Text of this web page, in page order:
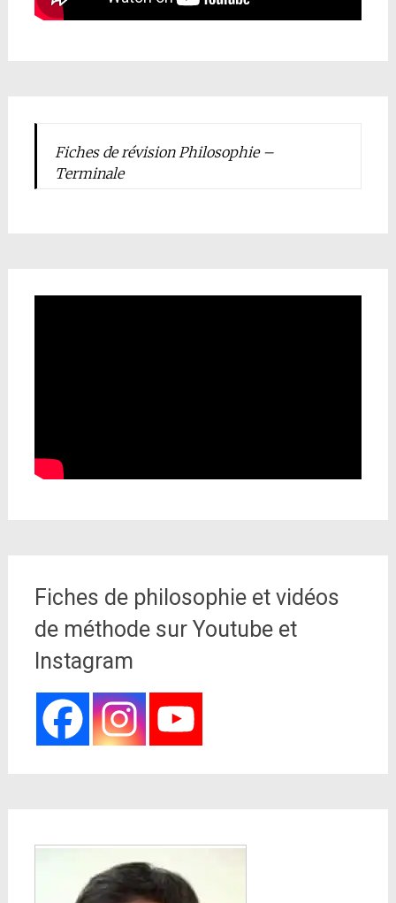
Fiches de révision Philosophie –
Terminale
Fiches de philosophie et vidéos
de méthode sur Youtube et
Instagram